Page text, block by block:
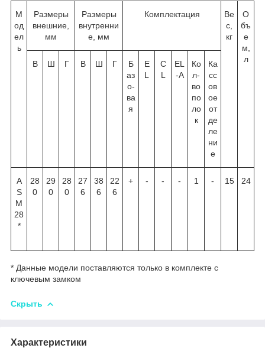
М
од
ел
ь
Размеры
внешние,
мм
Размеры
внутренни
е, мм
Комплектация
Ве
с,
кг
О
бъ
е
м,
л
В Ш Г В Ш Г
Б
аз
о-
ва
я
E
L
C
L
EL
-A
Ко
л-
во
по
ло
к
Ка
сс
ов
ое
от
де
ле
ни
е
A
S
M
28
*
28
0
29
0
28
0
27
6
38
6
22
6
+ - - - 1 - 15 24
* Данные модели поставляются только в комплекте с
ключевым замком
Скрыть
Характеристики